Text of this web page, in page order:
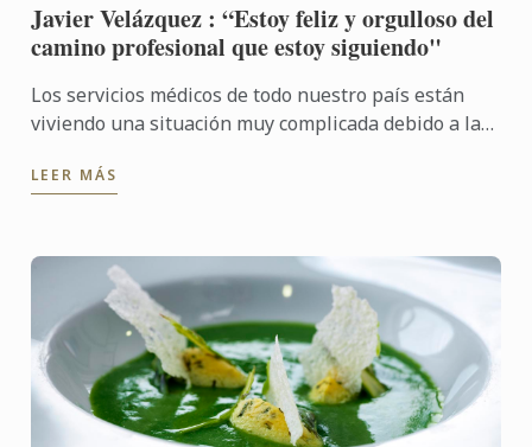
Javier Velázquez : “Estoy feliz y orgulloso del
camino profesional que estoy siguiendo"
Los servicios médicos de todo nuestro país están
viviendo una situación muy complicada debido a la
los ...
LEER MÁS